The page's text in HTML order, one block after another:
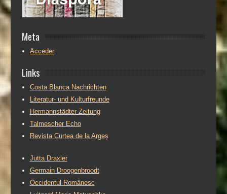
Meta
Acceder
Links
Costa Blanca Nachrichten
Literatur- und Kulturfreunde
Hermannstädter Zeitung
Talmescher Echo
Revista Curtea de la Argeș
Jutta Draxler
Germain Droogenbroodt
Occidentul Românesc